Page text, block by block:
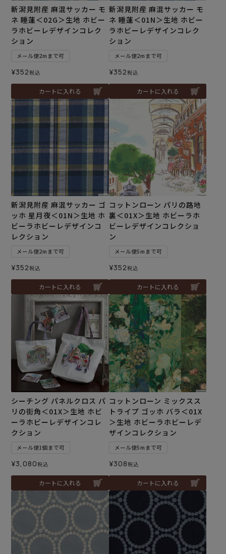
新潟見附産 麻混サッカー モ
ネ 睡蓮＜02G＞生地 ホビー
ラホビーレデザインコレク
ション
メール便2mまで可
¥352税込
カートに入れる
新潟見附産 麻混サッカー モ
ネ 睡蓮＜01N＞生地 ホビー
ラホビーレデザインコレク
ション
メール便2mまで可
¥352税込
カートに入れる
新潟見附産 麻混サッカー ゴ
ッホ 星月夜＜01N＞生地 ホ
ビーラホビーレデザインコ
レクション
メール便2mまで可
¥352税込
カートに入れる
コットンローン パリの路地
裏＜01X＞生地 ホビーラホ
ビーレデザインコレクショ
ン
メール便5mまで可
¥352税込
カートに入れる
シーチング パネルクロス パ
リの街角＜01X＞生地 ホビ
ーラホビーレデザインコレ
クション
メール便1個まで可
¥3,080税込
カートに入れる
コットンローン ミックスス
トライプ ゴッホ バラ＜01X
＞生地 ホビーラホビーレデ
ザインコレクション
メール便5mまで可
¥308税込
カートに入れる